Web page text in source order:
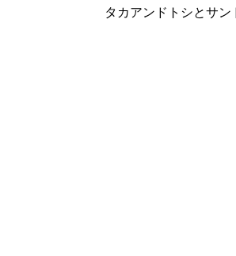
タカアンドトシとサ